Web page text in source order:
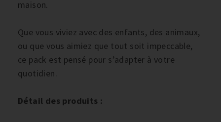
maison.
Que vous viviez avec des enfants, des animaux,
ou que vous aimiez que tout soit impeccable,
ce pack est pensé pour s’adapter à votre
quotidien.
Détail des produits :